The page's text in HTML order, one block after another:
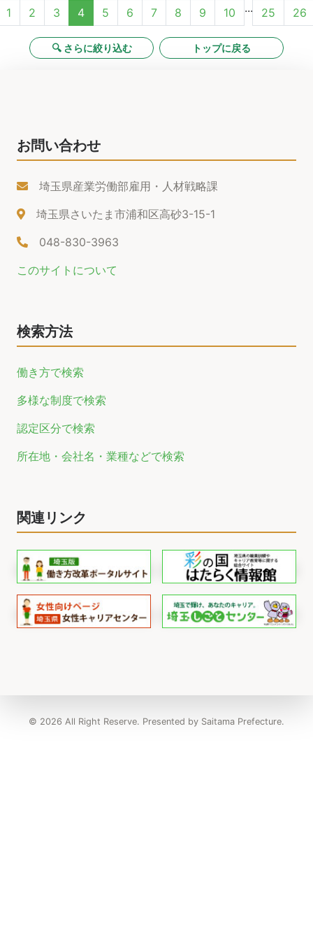
1 2 3 4 5 6 7 8 9 10 ... 25 26
🔍 さらに絞り込む トップに戻る
お問い合わせ
埼玉県産業労働部雇用・人材戦略課
埼玉県さいたま市浦和区高砂3-15-1
048-830-3963
このサイトについて
検索方法
働き方で検索
多様な制度で検索
認定区分で検索
所在地・会社名・業種などで検索
関連リンク
© 2026 All Right Reserve. Presented by Saitama Prefecture.